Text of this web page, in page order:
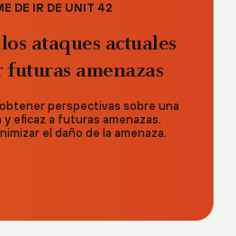
DE IR DE UNIT 42
ataques actuales
amenazas
perspectivas sobre una
eficaz a futuras amenazas.
el daño de la amenaza.